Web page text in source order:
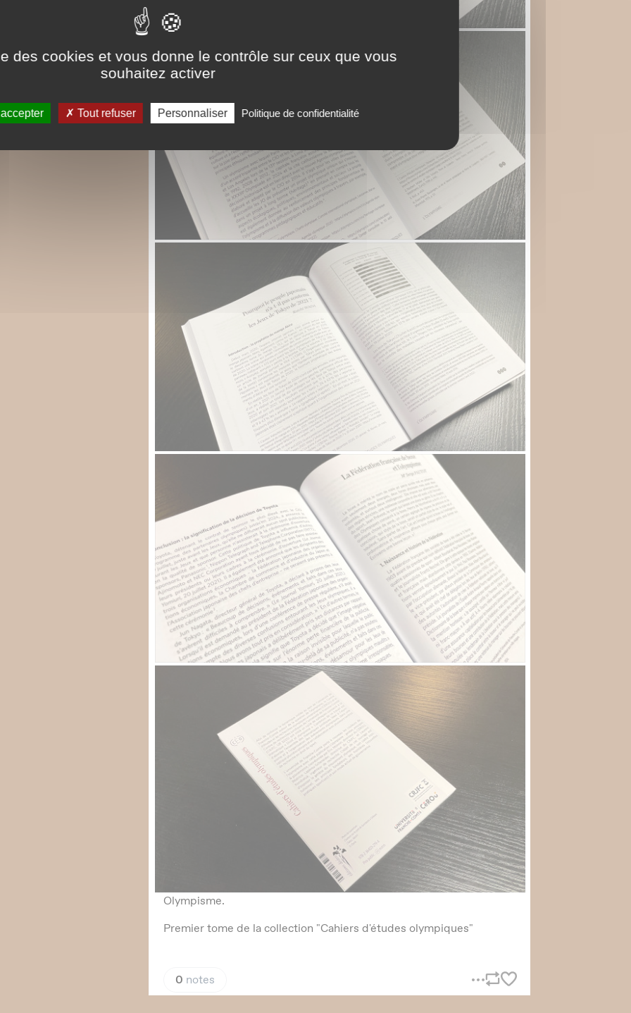
des cookies et vous donne le contrôle sur ceux que vous
souhaitez activer
Tout refuser Personnaliser Politique de confidentialité